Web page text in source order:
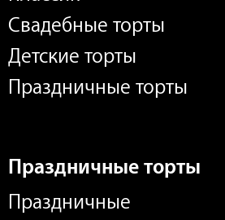
Свадебные торты
Детские торты
Праздничные торты
Праздничные торты
Праздничные